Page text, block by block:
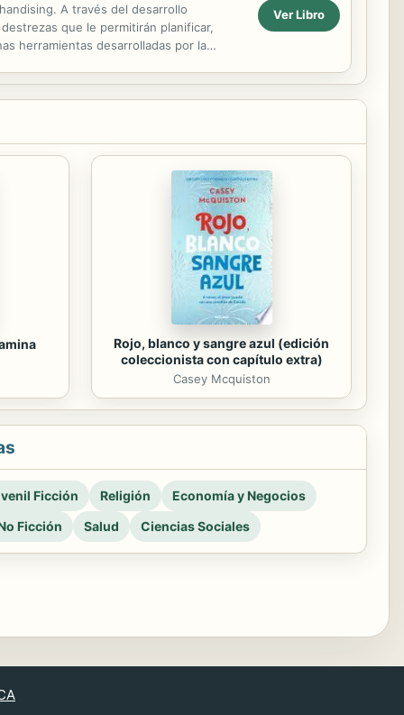
A través del desarrollo
que le permitirán planificar,
herramientas desarrolladas por la
Ver Libro
Rojo, blanco y sangre azul (edición
coleccionista con capítulo extra)
Casey Mcquiston
Ficción Religión
Economía y Negocios
Ficción
Salud Ciencias Sociales